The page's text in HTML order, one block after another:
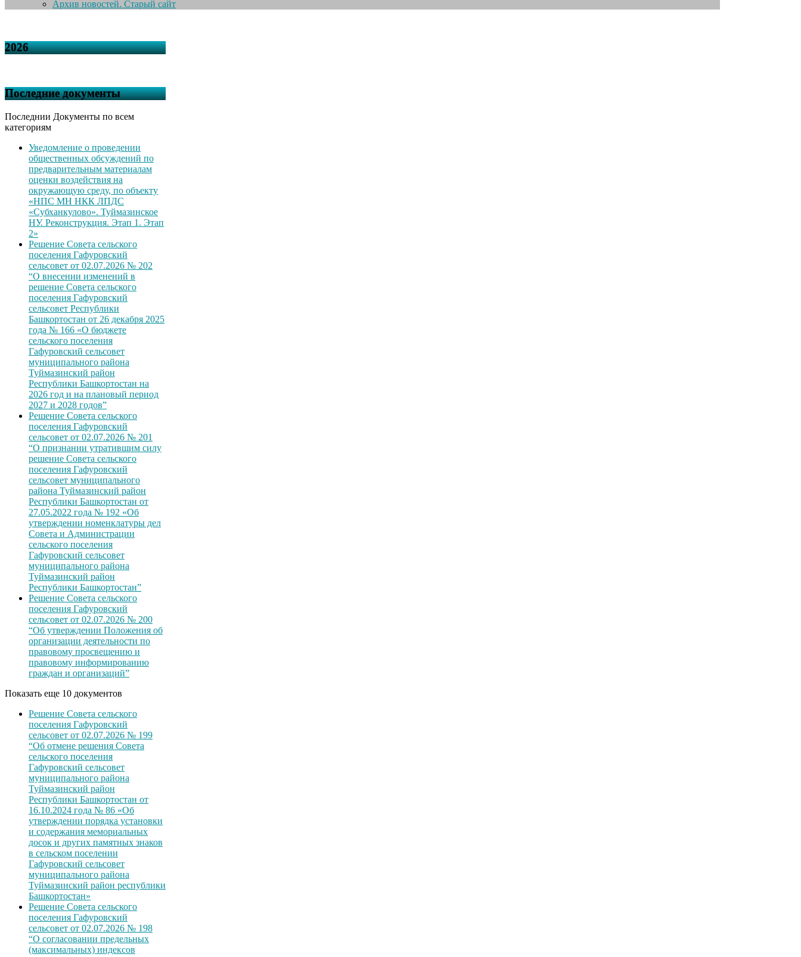
Архив новостей. Старый сайт
2026
Последние документы
Последнии Документы по всем
категориям
Уведомление о проведении
общественных обсуждений по
предварительным материалам
оценки воздействия на
окружающую среду, по объекту
«НПС МН НКК ЛПДС
«Субханкулово». Туймазинское
НУ. Реконструкция. Этап 1. Этап
2»
Решение Совета сельского
поселения Гафуровский
сельсовет от 02.07.2026 № 202
“О внесении изменений в
решение Совета сельского
поселения Гафуровский
сельсовет Республики
Башкортостан от 26 декабря 2025
года № 166 «О бюджете
сельского поселения
Гафуровский сельсовет
муниципального района
Туймазинский район
Республики Башкортостан на
2026 год и на плановый период
2027 и 2028 годов”
Решение Совета сельского
поселения Гафуровский
сельсовет от 02.07.2026 № 201
“О признании утратившим силу
решение Совета сельского
поселения Гафуровский
сельсовет муниципального
района Туймазинский район
Республики Башкортостан от
27.05.2022 года № 192 «Об
утверждении номенклатуры дел
Совета и Администрации
сельского поселения
Гафуровский сельсовет
муниципального района
Туймазинский район
Республики Башкортостан”
Решение Совета сельского
поселения Гафуровский
сельсовет от 02.07.2026 № 200
“Об утверждении Положения об
организации деятельности по
правовому просвещению и
правовому информированию
граждан и организаций”
Показать еще 10 документов
Решение Совета сельского
поселения Гафуровский
сельсовет от 02.07.2026 № 199
“Об отмене решения Совета
сельского поселения
Гафуровский сельсовет
муниципального района
Туймазинский район
Республики Башкортостан от
16.10.2024 года № 86 «Об
утверждении порядка установки
и содержания мемориальных
досок и других памятных знаков
в сельском поселении
Гафуровский сельсовет
муниципального района
Туймазинский район республики
Башкортостан»
Решение Совета сельского
поселения Гафуровский
сельсовет от 02.07.2026 № 198
“О согласовании предельных
(максимальных) индексов